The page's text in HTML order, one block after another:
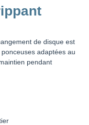
de disque est
adaptées au
pendant